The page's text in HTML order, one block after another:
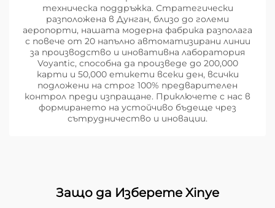
техническа поддръжка. Стратегически
разположена в Дунган, близо до големи
аеропорти, нашата модерна фабрика разполага
с повече от 20 напълно автоматизирани линии
за производство и иновативна лаборатория
Voyantic, способна да произведе до 200,000
карти и 50,000 етикети всеки ден, всички
подложени на строг 100% предварителен
контрол преди изпращане. Приключете с нас в
формирането на устойчиво бъдеще чрез
сътрудничество и иновации.
Защо да Изберете Xinye